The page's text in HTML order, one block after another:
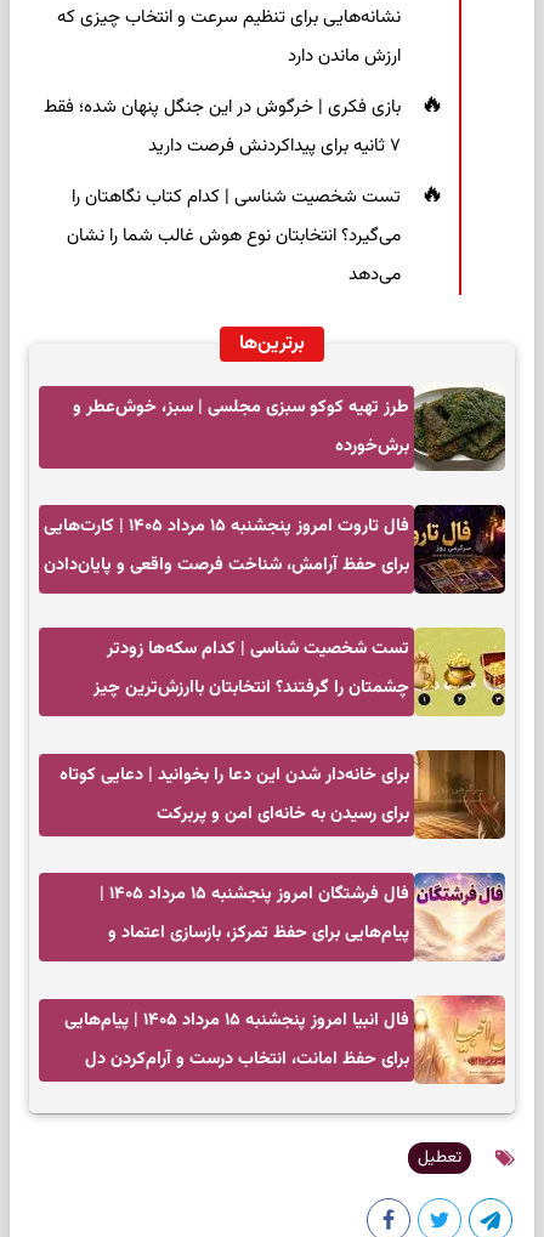
نشانه‌هایی برای تنظیم سرعت و انتخاب چیزی که
ارزش ماندن دارد
بازی فکری | خرگوش در این جنگل پنهان شده؛ فقط
۷ ثانیه برای پیداکردنش فرصت دارید
تست شخصیت شناسی | کدام کتاب نگاهتان را
می‌گیرد؟ انتخابتان نوع هوش غالب شما را نشان
می‌دهد
برترین‌ها
طرز تهیه کوکو سبزی مجلسی | سبز، خوش‌عطر و
برش‌خورده
فال تاروت امروز پنجشنبه ۱۵ مرداد ۱۴۰۵ | کارت‌هایی
برای حفظ آرامش، شناخت فرصت واقعی و پایان‌دادن
تست شخصیت شناسی | کدام سکه‌ها زودتر
چشمتان را گرفتند؟ انتخابتان باارزش‌ترین چیز
برای خانه‌دار شدن این دعا را بخوانید | دعایی کوتاه
برای رسیدن به خانه‌ای امن و پربرکت
فال فرشتگان امروز پنجشنبه ۱۵ مرداد ۱۴۰۵ |
پیام‌هایی برای حفظ تمرکز، بازسازی اعتماد و
فال انبیا امروز پنجشنبه ۱۵ مرداد ۱۴۰۵ | پیام‌هایی
برای حفظ امانت، انتخاب درست و آرام‌کردن دل
تعطیل